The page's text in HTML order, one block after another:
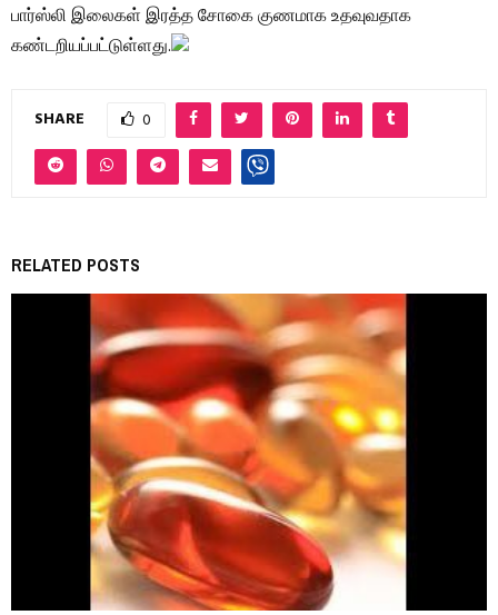
பார்ஸ்லி இலைகள் இரத்த சோகை குணமாக உதவுவதாக
கண்டறியப்பட்டுள்ளது.
SHARE 0
RELATED POSTS